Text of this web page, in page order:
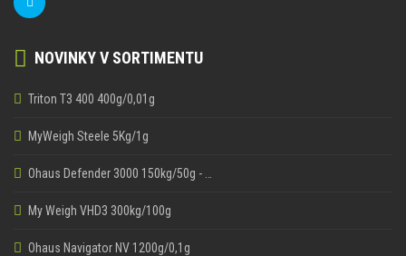
NOVINKY V SORTIMENTU
Triton T3 400 400g/0,01g
MyWeigh Steele 5Kg/1g
Ohaus Defender 3000 150kg/50g - …
My Weigh VHD3 300kg/100g
Ohaus Navigator NV 1200g/0,1g